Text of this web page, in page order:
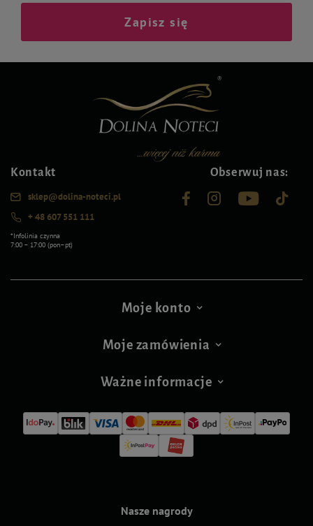
Zapisz się
Kontakt
sklep@dolina-noteci.pl
+ 48 607 551 111
*Infolinia czynna
7:00 – 17:00 (pon–pt)
Obserwuj nas:
Moje konto
Moje zamówienia
Ważne informacje
Nasze nagrody